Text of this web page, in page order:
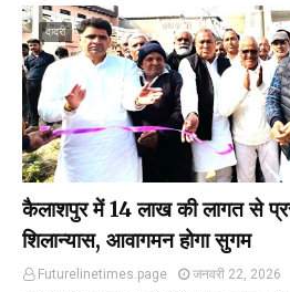
दादरी
कैलाशपुर में ₹14 लाख की लागत से
शिलान्यास, आवागमन होगा सुगम
Futurelinetimes.page
जनवरी 22, 2026